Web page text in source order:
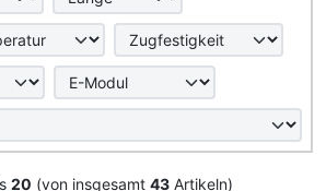
20 (von insgesamt 43 Artikeln)